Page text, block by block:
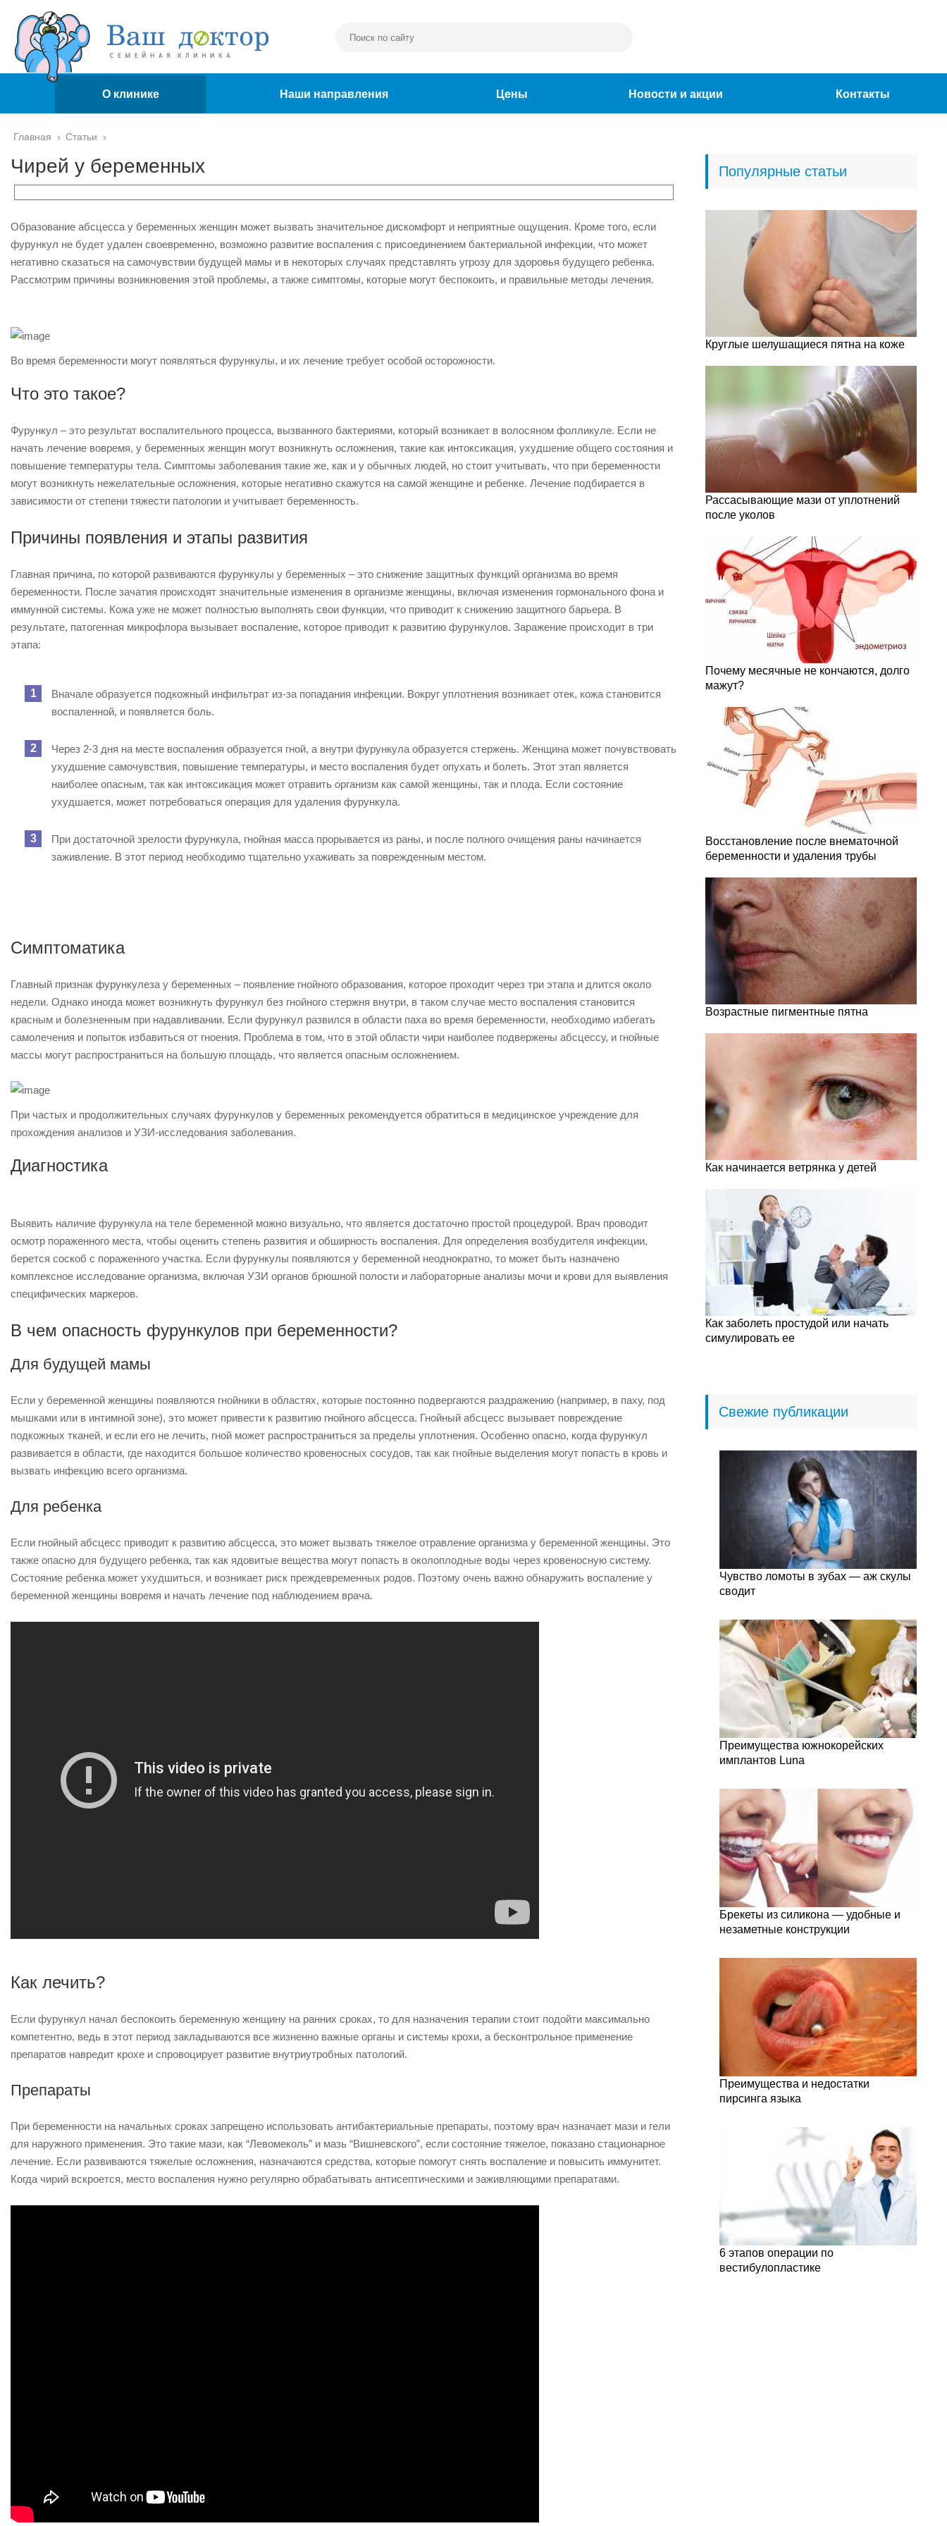
О клинике Наши направления Цены Новости и акции Контакты
Главная › Статьи ›
Чирей у беременных
Образование абсцесса у беременных женщин может вызвать значительное дискомфорт и неприятные ощущения. Кроме того, если
фурункул не будет удален своевременно, возможно развитие воспаления с присоединением бактериальной инфекции, что может
негативно сказаться на самочувствии будущей мамы и в некоторых случаях представлять угрозу для здоровья будущего ребенка.
Рассмотрим причины возникновения этой проблемы, а также симптомы, которые могут беспокоить, и правильные методы лечения.
Во время беременности могут появляться фурункулы, и их лечение требует особой осторожности.
Что это такое?
Фурункул – это результат воспалительного процесса, вызванного бактериями, который возникает в волосяном фолликуле. Если не
начать лечение вовремя, у беременных женщин могут возникнуть осложнения, такие как интоксикация, ухудшение общего состояния и
повышение температуры тела. Симптомы заболевания такие же, как и у обычных людей, но стоит учитывать, что при беременности
могут возникнуть нежелательные осложнения, которые негативно скажутся на самой женщине и ребенке. Лечение подбирается в
зависимости от степени тяжести патологии и учитывает беременность.
Причины появления и этапы развития
Главная причина, по которой развиваются фурункулы у беременных – это снижение защитных функций организма во время
беременности. После зачатия происходят значительные изменения в организме женщины, включая изменения гормонального фона и
иммунной системы. Кожа уже не может полностью выполнять свои функции, что приводит к снижению защитного барьера. В
результате, патогенная микрофлора вызывает воспаление, которое приводит к развитию фурункулов. Заражение происходит в три
этапа:
Вначале образуется подкожный инфильтрат из-за попадания инфекции. Вокруг уплотнения возникает отек, кожа становится
воспаленной, и появляется боль.
Через 2-3 дня на месте воспаления образуется гной, а внутри фурункула образуется стержень. Женщина может почувствовать
ухудшение самочувствия, повышение температуры, и место воспаления будет опухать и болеть. Этот этап является
наиболее опасным, так как интоксикация может отравить организм как самой женщины, так и плода. Если состояние
ухудшается, может потребоваться операция для удаления фурункула.
При достаточной зрелости фурункула, гнойная масса прорывается из раны, и после полного очищения раны начинается
заживление. В этот период необходимо тщательно ухаживать за поврежденным местом.
Симптоматика
Главный признак фурункулеза у беременных – появление гнойного образования, которое проходит через три этапа и длится около
недели. Однако иногда может возникнуть фурункул без гнойного стержня внутри, в таком случае место воспаления становится
красным и болезненным при надавливании. Если фурункул развился в области паха во время беременности, необходимо избегать
самолечения и попыток избавиться от гноения. Проблема в том, что в этой области чири наиболее подвержены абсцессу, и гнойные
массы могут распространиться на большую площадь, что является опасным осложнением.
При частых и продолжительных случаях фурункулов у беременных рекомендуется обратиться в медицинское учреждение для
прохождения анализов и УЗИ-исследования заболевания.
Диагностика
Выявить наличие фурункула на теле беременной можно визуально, что является достаточно простой процедурой. Врач проводит
осмотр пораженного места, чтобы оценить степень развития и обширность воспаления. Для определения возбудителя инфекции,
берется соскоб с пораженного участка. Если фурункулы появляются у беременной неоднократно, то может быть назначено
комплексное исследование организма, включая УЗИ органов брюшной полости и лабораторные анализы мочи и крови для выявления
специфических маркеров.
В чем опасность фурункулов при беременности?
Для будущей мамы
Если у беременной женщины появляются гнойники в областях, которые постоянно подвергаются раздражению (например, в паху, под
мышками или в интимной зоне), это может привести к развитию гнойного абсцесса. Гнойный абсцесс вызывает повреждение
подкожных тканей, и если его не лечить, гной может распространиться за пределы уплотнения. Особенно опасно, когда фурункул
развивается в области, где находится большое количество кровеносных сосудов, так как гнойные выделения могут попасть в кровь и
вызвать инфекцию всего организма.
Для ребенка
Если гнойный абсцесс приводит к развитию абсцесса, это может вызвать тяжелое отравление организма у беременной женщины. Это
также опасно для будущего ребенка, так как ядовитые вещества могут попасть в околоплодные воды через кровеносную систему.
Состояние ребенка может ухудшиться, и возникает риск преждевременных родов. Поэтому очень важно обнаружить воспаление у
беременной женщины вовремя и начать лечение под наблюдением врача.
Как лечить?
Если фурункул начал беспокоить беременную женщину на ранних сроках, то для назначения терапии стоит подойти максимально
компетентно, ведь в этот период закладываются все жизненно важные органы и системы крохи, а бесконтрольное применение
препаратов навредит крохе и спровоцирует развитие внутриутробных патологий.
Препараты
При беременности на начальных сроках запрещено использовать антибактериальные препараты, поэтому врач назначает мази и гели
для наружного применения. Это такие мази, как “Левомеколь” и мазь “Вишневского”, если состояние тяжелое, показано стационарное
лечение. Если развиваются тяжелые осложнения, назначаются средства, которые помогут снять воспаление и повысить иммунитет.
Когда чирий вскроется, место воспаления нужно регулярно обрабатывать антисептическими и заживляющими препаратами.
Популярные статьи
Круглые шелушащиеся пятна на коже
Рассасывающие мази от уплотнений
после уколов
Почему месячные не кончаются, долго
мажут?
Восстановление после внематочной
беременности и удаления трубы
Возрастные пигментные пятна
Как начинается ветрянка у детей
Как заболеть простудой или начать
симулировать ее
Свежие публикации
Чувство ломоты в зубах — аж скулы
сводит
Преимущества южнокорейских
имплантов Luna
Брекеты из силикона — удобные и
незаметные конструкции
Преимущества и недостатки
пирсинга языка
6 этапов операции по
вестибулопластике